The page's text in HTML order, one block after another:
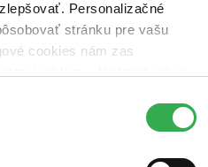
Personalizačné
stránku pre vašu
cookies nám zas
tieto cookies. Ďakujeme!